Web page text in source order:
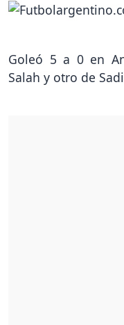
Goleó 5 a 0 en
Salah y otro de